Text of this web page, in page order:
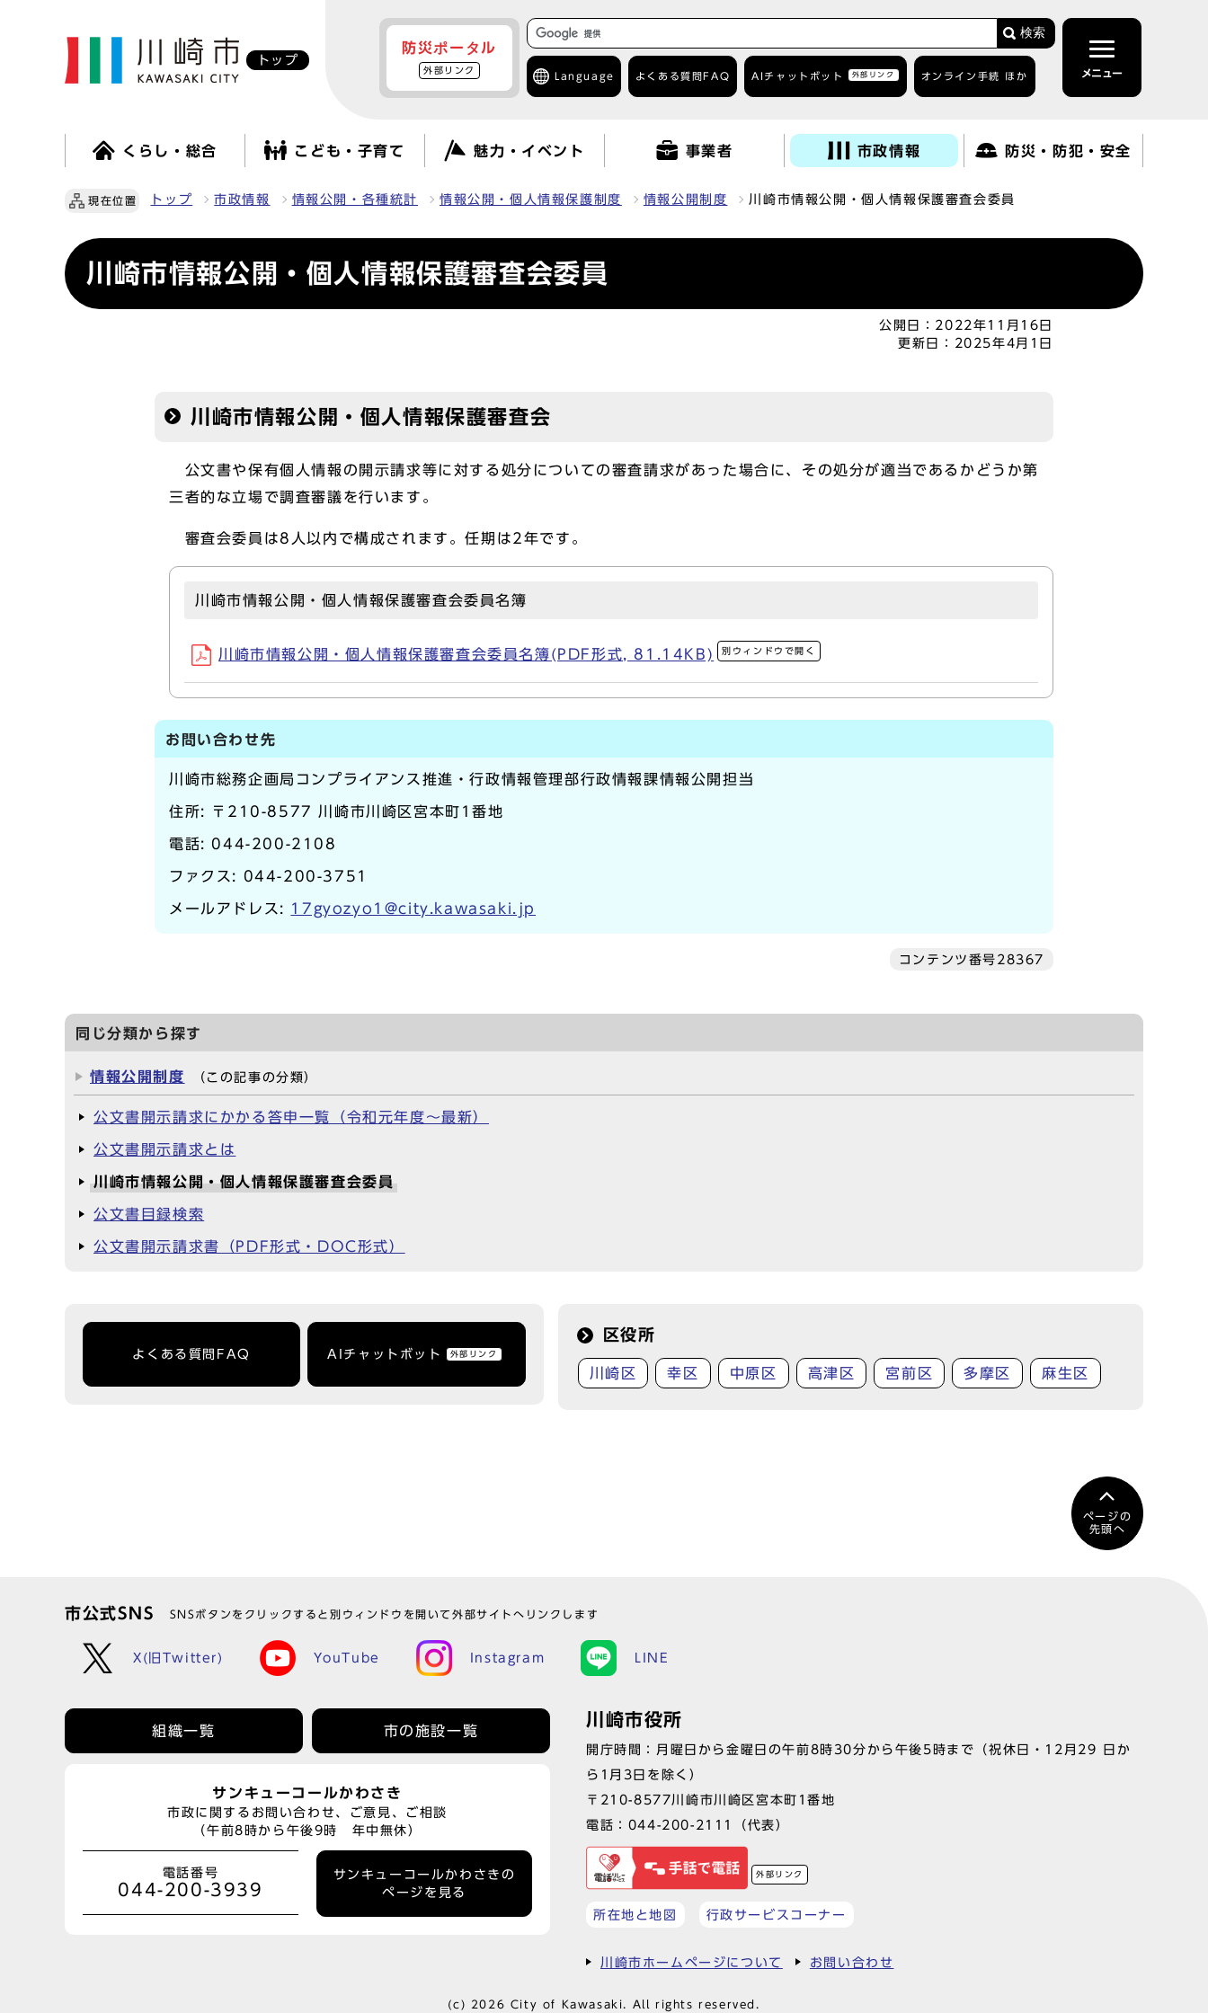
トップ
防災ポータル
外部リンク
検索
Language よくある質問 FAQ AIチャットボット 外部リンク オンライン手続 ほか メニュー
くらし・総合 こども・子育て 魅力・イベント 事業者 市政情報 防災・防犯・安全
現在位置 トップ 市政情報 情報公開・各種統計 情報公開・個人情報保護制度 情報公開制度 川崎市情報公開・個人情報保護審査会委員
川崎市情報公開・個人情報保護審査会委員
公開日： 2022年11月16日
更新日：
2025年4月1日
川崎市情報公開・個人情報保護審査会
公文書や保有個人情報の開示請求等に対する処分についての審査請求があった場合に、その処分が適当であるかどうか第
三者的な立場で調査審議を行います。
審査会委員は8人以内で構成されます。任期は2年です。
川崎市情報公開・個人情報保護審査会委員名簿
川崎市情報公開・個人情報保護審査会委員名簿(PDF形式, 81.14KB) 別ウィンドウで開く
お問い合わせ先
川崎市総務企画局コンプライアンス推進・行政情報管理部行政情報課情報公開担当
住所: 〒210-8577 川崎市川崎区宮本町1番地
電話: 044-200-2108
ファクス: 044-200-3751
メールアドレス: 17gyozyo1@city.kawasaki.jp
コンテンツ番号28367
同じ分類から探す
情報公開制度 （この記事の分類）
公文書開示請求にかかる答申一覧（令和元年度～最新）
公文書開示請求とは
川崎市情報公開・個人情報保護審査会委員
公文書目録検索
公文書開示請求書（PDF形式・DOC形式）
よくある質問FAQ AIチャットボット 外部リンク
区役所
川崎区 幸区 中原区 高津区 宮前区 多摩区 麻生区
ページの
先頭へ
市公式SNS SNSボタンをクリックすると別ウィンドウを開いて外部サイトへリンクします
X(旧Twitter) YouTube Instagram LINE
組織一覧 市の施設一覧
サンキューコールかわさき
市政に関するお問い合わせ、ご意見、ご相談
（午前8時から午後9時 年中無休）
電話番号
044-200-3939
サンキューコールかわさきの
ページを見る
川崎市役所
開庁時間：月曜日から金曜日の午前8時30分から午後5時まで（祝休日・12月29 日か
ら1月3日を除く）
〒210-8577川崎市川崎区宮本町1番地
電話： 044-200-2111 （代表）
外部リンク
所在地と地図 行政サービスコーナー
川崎市ホームページについて お問い合わせ
(c) 2026 City of Kawasaki. All rights reserved.